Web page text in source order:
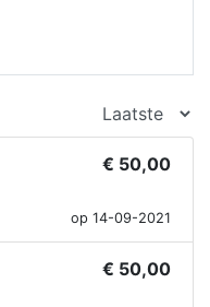
€ 50,00
op 14-09-2021
€ 50,00